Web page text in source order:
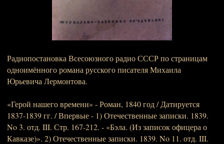
Радиопостановка Всесоюзного радио СССР по страницам
одноимённого романа русского писателя Михаила
Юрьевича Лермонтова.
«Герой нашего времени» - Роман, 1840 год / Датируется
1837-1839 гг. / Впервые - 1) Отечественные записки. 1839.
No 3. отд. III. Стр. 167-212. - «Бэла. (Из записок офицера о
Кавказе)». 2) Отечественные записки. 1839. No 11. отд. III.